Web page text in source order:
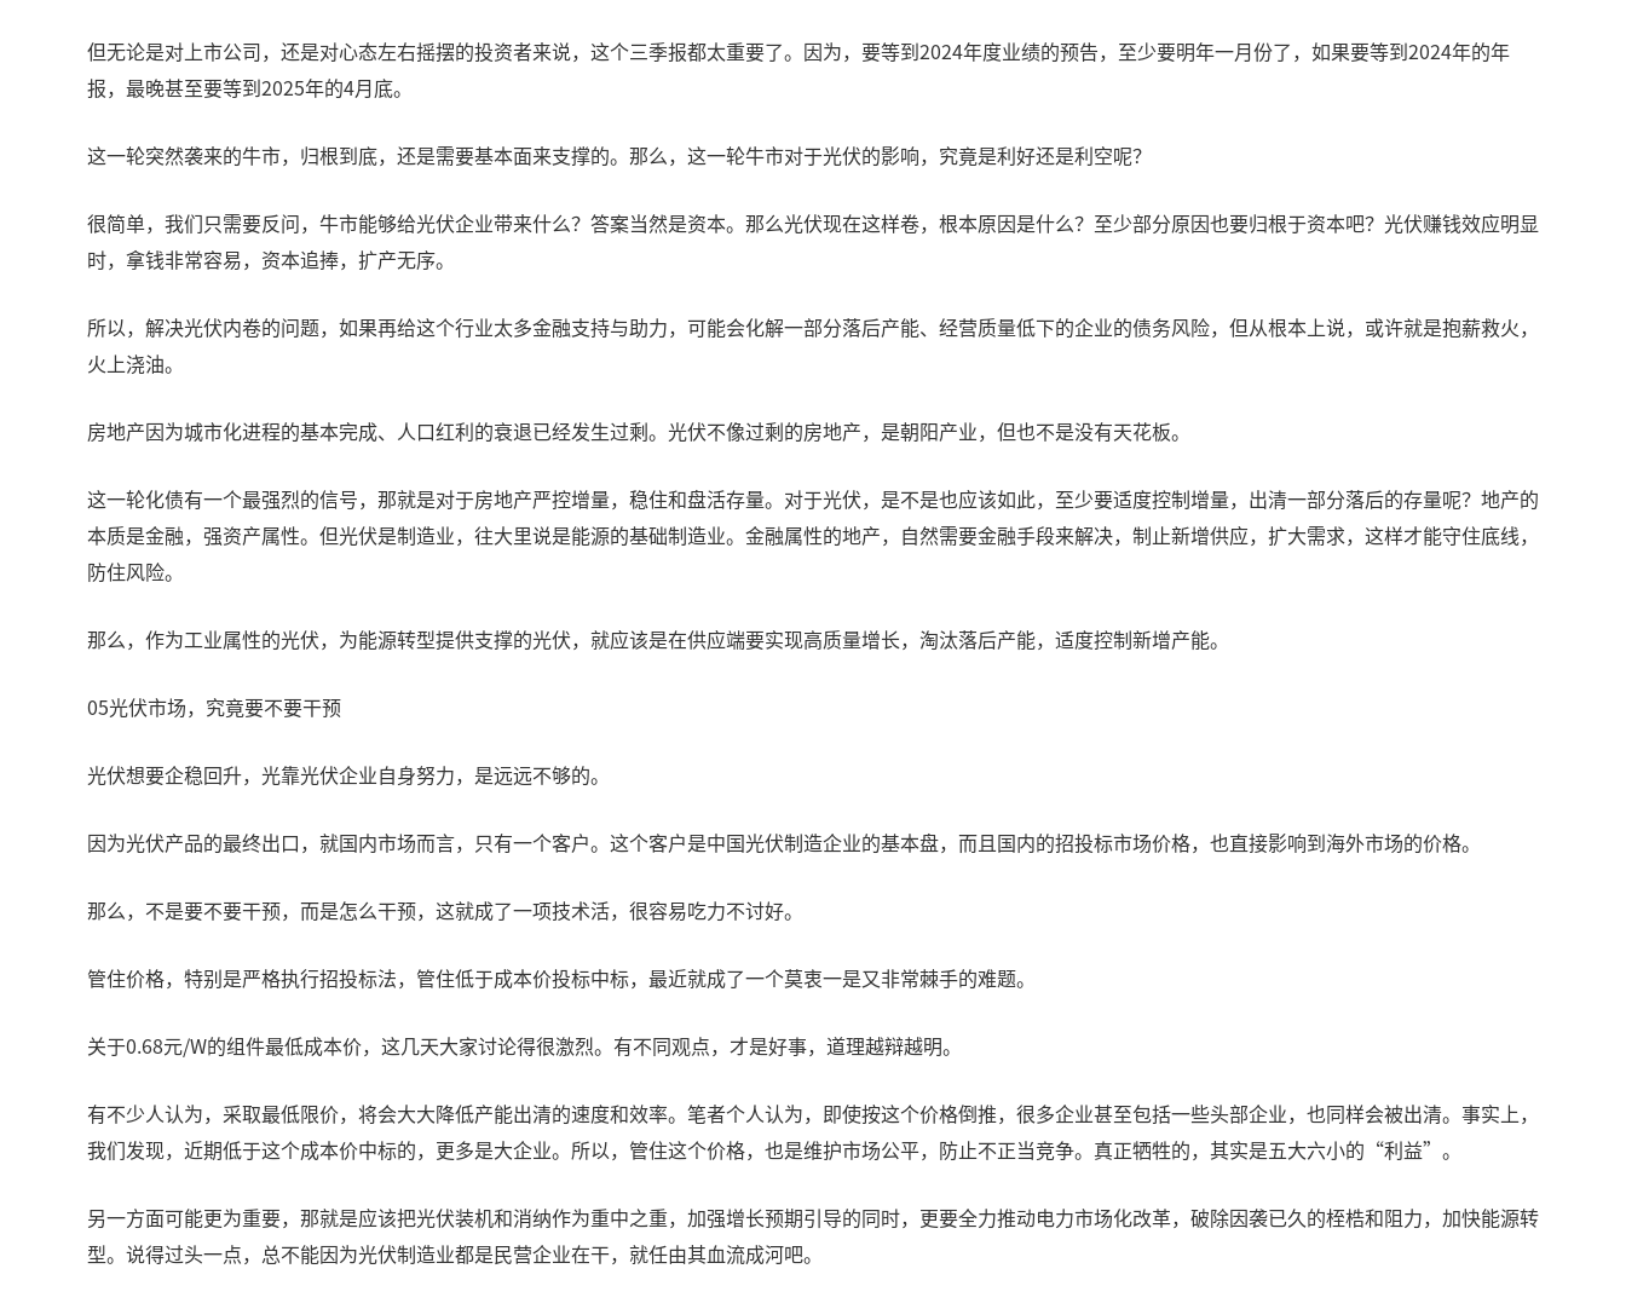
但无论是对上市公司，还是对心态左右摇摆的投资者来说，这个三季报都太重要了。因为，要等到2024年度业绩的预告，至少要明年一月份了，如果要等到2024年的年
报，最晚甚至要等到2025年的4月底。
这一轮突然袭来的牛市，归根到底，还是需要基本面来支撑的。那么，这一轮牛市对于光伏的影响，究竟是利好还是利空呢？
很简单，我们只需要反问，牛市能够给光伏企业带来什么？答案当然是资本。那么光伏现在这样卷，根本原因是什么？至少部分原因也要归根于资本吧？光伏赚钱效应明显
时，拿钱非常容易，资本追捧，扩产无序。
所以，解决光伏内卷的问题，如果再给这个行业太多金融支持与助力，可能会化解一部分落后产能、经营质量低下的企业的债务风险，但从根本上说，或许就是抱薪救火，
火上浇油。
房地产因为城市化进程的基本完成、人口红利的衰退已经发生过剩。光伏不像过剩的房地产，是朝阳产业，但也不是没有天花板。
这一轮化债有一个最强烈的信号，那就是对于房地产严控增量，稳住和盘活存量。对于光伏，是不是也应该如此，至少要适度控制增量，出清一部分落后的存量呢？地产的
本质是金融，强资产属性。但光伏是制造业，往大里说是能源的基础制造业。金融属性的地产，自然需要金融手段来解决，制止新增供应，扩大需求，这样才能守住底线，
防住风险。
那么，作为工业属性的光伏，为能源转型提供支撑的光伏，就应该是在供应端要实现高质量增长，淘汰落后产能，适度控制新增产能。
05光伏市场，究竟要不要干预
光伏想要企稳回升，光靠光伏企业自身努力，是远远不够的。
因为光伏产品的最终出口，就国内市场而言，只有一个客户。这个客户是中国光伏制造企业的基本盘，而且国内的招投标市场价格，也直接影响到海外市场的价格。
那么，不是要不要干预，而是怎么干预，这就成了一项技术活，很容易吃力不讨好。
管住价格，特别是严格执行招投标法，管住低于成本价投标中标，最近就成了一个莫衷一是又非常棘手的难题。
关于0.68元/W的组件最低成本价，这几天大家讨论得很激烈。有不同观点，才是好事，道理越辩越明。
有不少人认为，采取最低限价，将会大大降低产能出清的速度和效率。笔者个人认为，即使按这个价格倒推，很多企业甚至包括一些头部企业，也同样会被出清。事实上，
我们发现，近期低于这个成本价中标的，更多是大企业。所以，管住这个价格，也是维护市场公平，防止不正当竞争。真正牺牲的，其实是五大六小的“利益”。
另一方面可能更为重要，那就是应该把光伏装机和消纳作为重中之重，加强增长预期引导的同时，更要全力推动电力市场化改革，破除因袭已久的桎梏和阻力，加快能源转
型。说得过头一点，总不能因为光伏制造业都是民营企业在干，就任由其血流成河吧。